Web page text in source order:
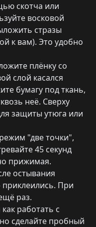
скотча или
восковой
стразы
к вам). Это удобно
плёнку со
слой касался
бумагу под ткань,
неё. Сверху
защиты утюга или
"две точки",
45 секунд
прижимая.
остывания
приклеились. При
раз.
работать с
сделайте пробный